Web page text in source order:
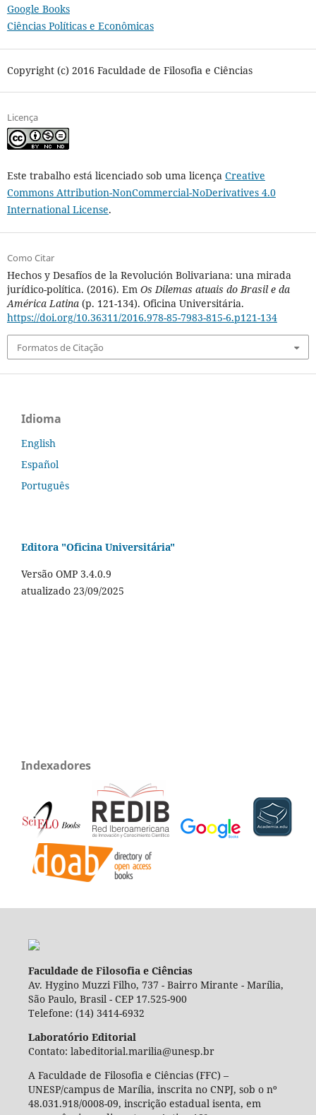
Google Books
Ciências Políticas e Econômicas
Copyright (c) 2016 Faculdade de Filosofia e Ciências
Licença
Este trabalho está licenciado sob uma licença Creative
Commons Attribution-NonCommercial-NoDerivatives 4.0
International License.
Como Citar
Hechos y Desafíos de la Revolución Bolivariana: una mirada
jurídico-política. (2016). Em Os Dilemas atuais do Brasil e da
América Latina(p. 121-134). Oficina Universitária.
https://doi.org/10.36311/2016.978-85-7983-815-6.p121-134
Formatos de Citação
Idioma
English
Español
Português
Editora "Oficina Universitária"
Versão OMP 3.4.0.9
atualizado 23/09/2025
Indexadores
Faculdade de Filosofia e Ciências
Av. Hygino Muzzi Filho, 737 - Bairro Mirante - Marília,
São Paulo, Brasil - CEP 17.525-900
Telefone: (14) 3414-6932
Laboratório Editorial
Contato: labeditorial.marilia@unesp.br
A Faculdade de Filosofia e Ciências (FFC) –
UNESP/campus de Marília, inscrita no CNPJ, sob o nº
48.031.918/0008-09, inscrição estadual isenta, em